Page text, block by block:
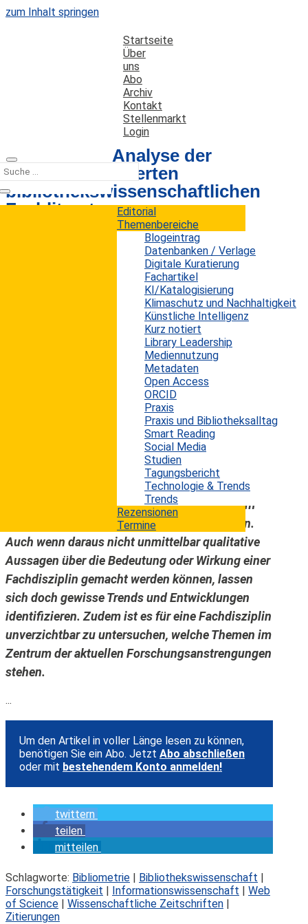
zum Inhalt springen
Startseite
Über
uns
Abo
Archiv
Kontakt
Stellenmarkt
Login
Editorial
Themenbereiche
Blogeintrag
Datenbanken / Verlage
Digitale Kuratierung
Fachartikel
KI/Katalogisierung
Klimaschutz und Nachhaltigkeit
Künstliche Intelligenz
Kurz notiert
Library Leadership
Mediennutzung
Metadaten
Open Access
ORCID
Praxis
Praxis und Bibliotheksalltag
Smart Reading
Social Media
Studien
Tagungsbericht
Technologie & Trends
Trends
Rezensionen
Termine
Quantitative Analyse der
weltweit publizierten
bibliothekswissenschaftlichen
Fachliteratur
Autor: Erwin König
Seit geraumer Zeit wird intensiv über die
Relevanz bzw. den vorhandenen
gesellschaftlichen Nutzen bzw. Nicht-Nutzen der
heutigen Informationswissenschaft in
Deutschland diskutiert (siehe z. B. diverse
Beiträge in Open Password). In einem Beitrag der
Zeitschrift Performance Measurement and
Metrics wird nun aus globaler Sicht untersucht,
wie sich zumindest quantitativ die
Veröffentlichungen auf dem Gebiet der
Bibliotheks- und Informationswissenschaft im
Zeitraum von 2003 bis 2017 entwickelt haben.
Auch wenn daraus nicht unmittelbar qualitative
Aussagen über die Bedeutung oder Wirkung einer
Fachdisziplin gemacht werden können, lassen
sich doch gewisse Trends und Entwicklungen
identifizieren. Zudem ist es für eine Fachdisziplin
unverzichtbar zu untersuchen, welche Themen im
Zentrum der aktuellen Forschungsanstrengungen
stehen.
...
Um den Artikel in voller Länge lesen zu können,
benötigen Sie ein Abo. Jetzt Abo abschließen
oder mit bestehendem Konto anmelden!
twittern
teilen
mitteilen
Schlagworte: Bibliometrie | Bibliothekswissenschaft |
Forschungstätigkeit | Informationswissenschaft | Web
of Science | Wissenschaftliche Zeitschriften |
Zitierungen